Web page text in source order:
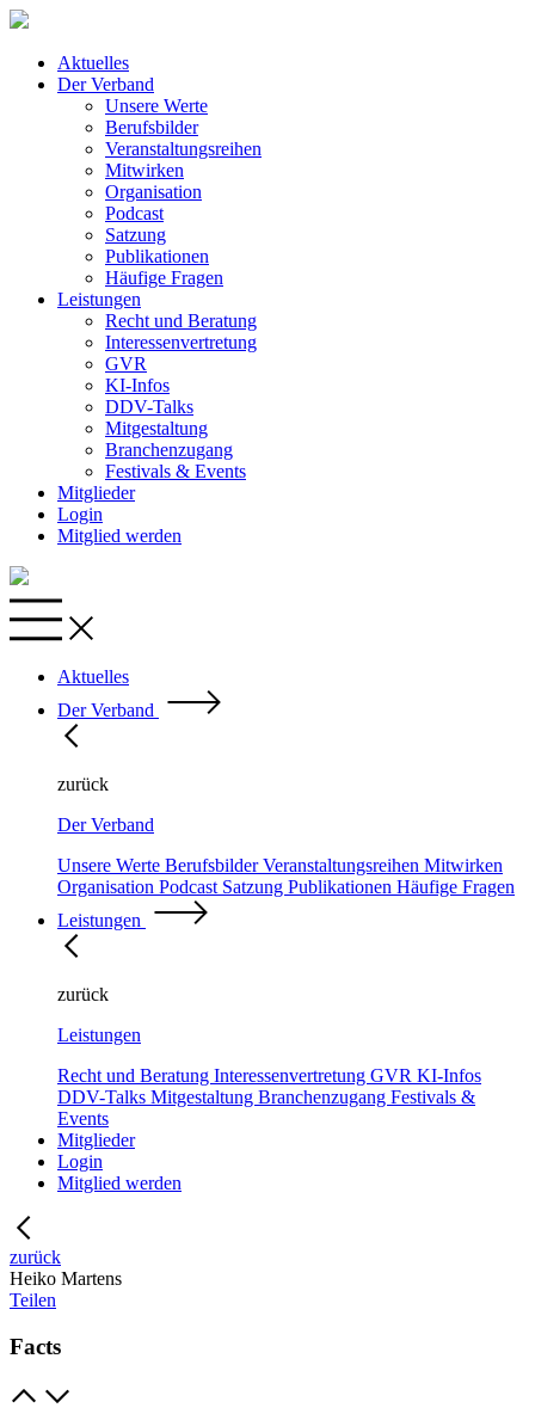
Aktuelles
Der Verband
Unsere Werte
Berufsbilder
Veranstaltungsreihen
Mitwirken
Organisation
Podcast
Satzung
Publikationen
Häufige Fragen
Leistungen
Recht und Beratung
Interessenvertretung
GVR
KI-Infos
DDV-Talks
Mitgestaltung
Branchenzugang
Festivals & Events
Mitglieder
Login
Mitglied werden
Aktuelles
Der Verband
zurück
Der Verband
Unsere Werte BerufsbilderVeranstaltungsreihen Mitwirken
Organisation Podcast Satzung Publikationen Häufige Fragen
Leistungen
zurück
Leistungen
Recht und Beratung Interessenvertretung GVR KI-Infos
DDV-Talks Mitgestaltung Branchenzugang Festivals &
Events
Mitglieder
Login
Mitglied werden
zurück
Heiko Martens
Teilen
Facts